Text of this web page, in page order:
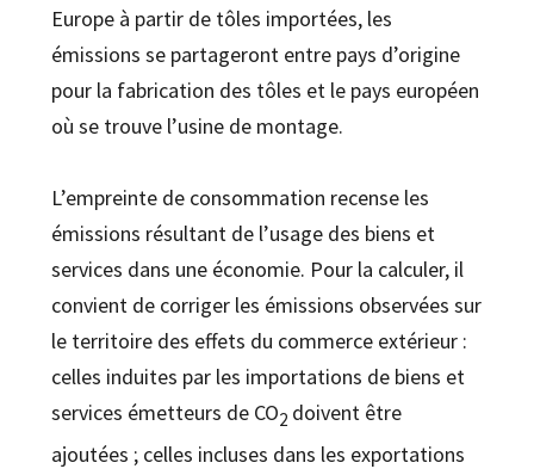
Europe à partir de tôles importées, les
émissions se partageront entre pays d’origine
pour la fabrication des tôles et le pays européen
où se trouve l’usine de montage.
L’empreinte de consommation recense les
émissions résultant de l’usage des biens et
services dans une économie. Pour la calculer, il
convient de corriger les émissions observées sur
le territoire des effets du commerce extérieur :
celles induites par les importations de biens et
services émetteurs de CO2doivent être
ajoutées ; celles incluses dans les exportations